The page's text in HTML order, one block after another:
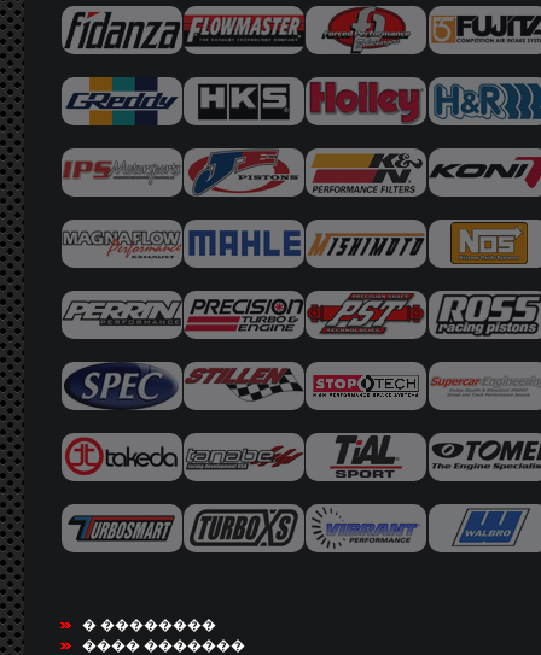
� ��������
���� �������